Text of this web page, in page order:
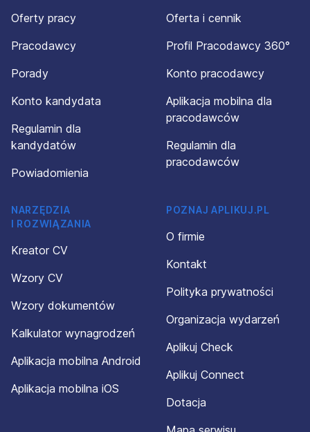
Oferty pracy
Pracodawcy
Porady
Konto kandydata
Regulamin dla
kandydatów
Powiadomienia
Oferta i cennik
Profil Pracodawcy 360°
Konto pracodawcy
Aplikacja mobilna dla
pracodawców
Regulamin dla
pracodawców
NARZĘDZIA
I ROZWIĄZANIA
Kreator CV
Wzory CV
Wzory dokumentów
Kalkulator wynagrodzeń
Aplikacja mobilna Android
Aplikacja mobilna iOS
POZNAJ APLIKUJ.PL
O firmie
Kontakt
Polityka prywatności
Organizacja wydarzeń
Aplikuj Check
Aplikuj Connect
Dotacja